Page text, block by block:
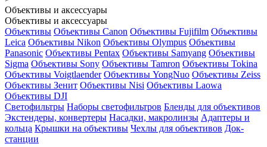
Объективы и аксессуары
Объективы и аксессуары
Объективы Объективы Canon Объективы Fujifilm Объективы
Leica Объективы Nikon Объективы Olympus Объективы
Panasonic Объективы Pentax Объективы Samyang Объективы
Sigma Объективы Sony Объективы Tamron Объективы Tokina
Объективы Voigtlaender Объективы YongNuo Объективы Zeiss
Объективы Зенит Объективы Nisi Объективы Laowa
Объективы DJI
Светофильтры Наборы светофильтров Бленды для объективов
Экстендеры, конвертеры Насадки, макролинзы Адаптеры и
кольца Крышки на объективы Чехлы для объективов Док-
станции